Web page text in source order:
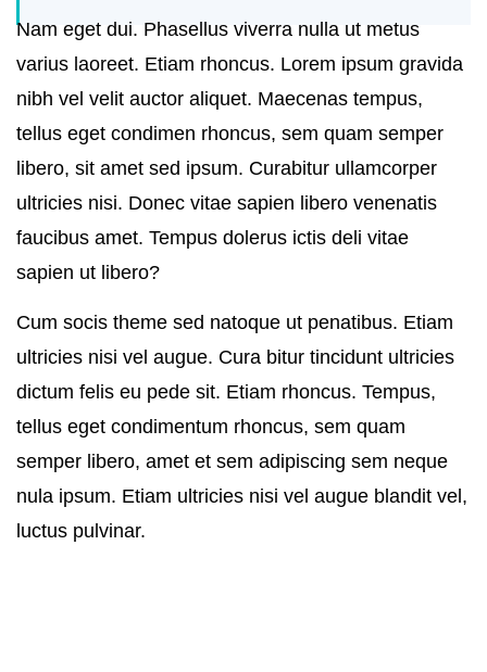
Nam eget dui. Phasellus viverra nulla ut metus
varius laoreet. Etiam rhoncus. Lorem ipsum gravida
nibh vel velit auctor aliquet. Maecenas tempus,
tellus eget condimen rhoncus, sem quam semper
libero, sit amet sed ipsum. Curabitur ullamcorper
ultricies nisi. Donec vitae sapien libero venenatis
faucibus amet. Tempus dolerus ictis deli vitae
sapien ut libero?
Cum socis theme sed natoque ut penatibus. Etiam
ultricies nisi vel augue. Cura bitur tincidunt ultricies
dictum felis eu pede sit. Etiam rhoncus. Tempus,
tellus eget condimentum rhoncus, sem quam
semper libero, amet et sem adipiscing sem neque
nula ipsum. Etiam ultricies nisi vel augue blandit vel,
luctus pulvinar.